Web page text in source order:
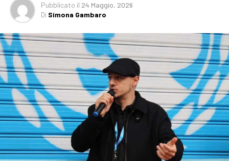
Pubblicato il 24 Maggio, 2026
Di Simona Gambaro